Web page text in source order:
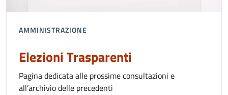
AMMINISTRAZIONE
Elezioni Trasparenti
Pagina dedicata alle prossime consultazioni e
all’archivio delle precedenti